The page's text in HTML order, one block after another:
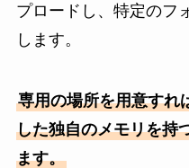
プロードし、特定のフ
します。
専用の場所を用意すれ
した独自のメモリを持
ます。